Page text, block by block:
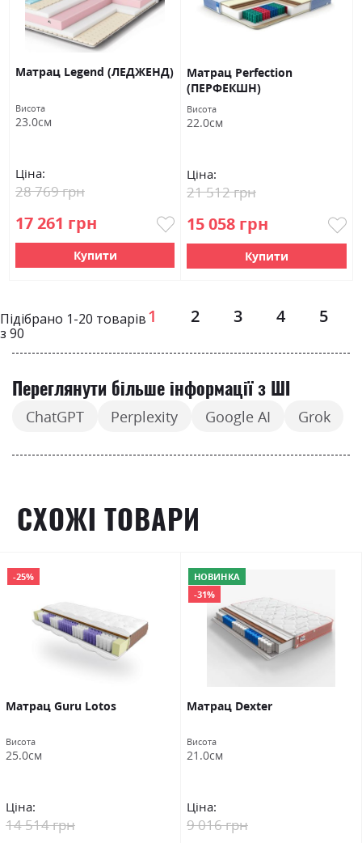
Матрац Legend (ЛЕДЖЕНД)
Висота
23.0см
Ціна:
17 261 грн
28 769 грн
Купити
Матрац Perfection
(ПЕРФЕКШН)
Висота
22.0см
Ціна:
15 058 грн
21 512 грн
Купити
Підібрано 1-20 товарів
з 90
Page
1 2 3 4 5
Переглянути більше інформації з ШІ
ChatGPT Perplexity Google AI Grok
СХОЖІ ТОВАРИ
-25%
Матрац Guru Lotos
Висота
25.0см
Ціна:
14 514 грн
НОВИНКА
-31%
Матрац Dexter
Висота
21.0см
Ціна:
9 016 грн